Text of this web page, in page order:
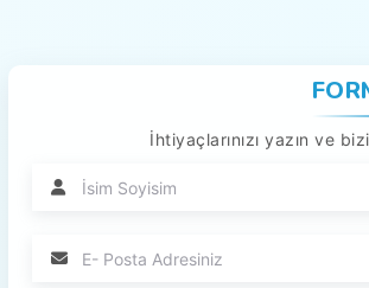
İhtiyaçlarınızı yazın ve